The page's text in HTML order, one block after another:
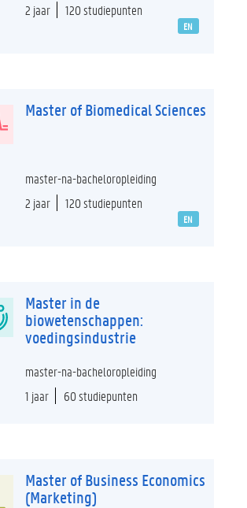
2 jaar
120 studiepunten
EN
Master of Biomedical Sciences
master-na-bacheloropleiding
2 jaar
120 studiepunten
EN
Master in de
biowetenschappen:
voedingsindustrie
master-na-bacheloropleiding
1 jaar
60 studiepunten
Master of Business Economics
(Marketing)